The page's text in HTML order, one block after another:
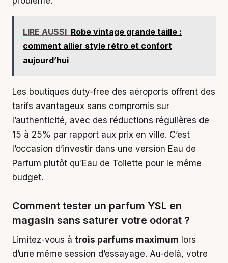
LIRE AUSSI Robe vintage grande taille :
comment allier style rétro et confort
aujourd’hui
Les boutiques duty-free des aéroports offrent des
tarifs avantageux sans compromis sur
l’authenticité, avec des réductions régulières de
15 à 25% par rapport aux prix en ville. C’est
l’occasion d’investir dans une version Eau de
Parfum plutôt qu’Eau de Toilette pour le même
budget.
Comment tester un parfum YSL en
magasin sans saturer votre odorat ?
Limitez-vous à trois parfums maximum lors
d’une même session d’essayage. Au-delà, votre